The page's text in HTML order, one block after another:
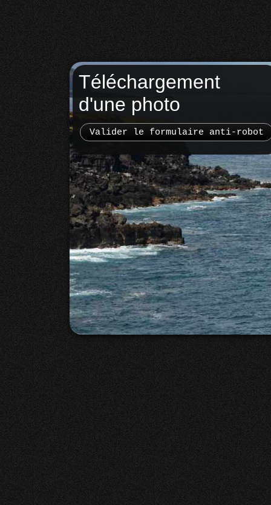
Téléchargement
d'une photo